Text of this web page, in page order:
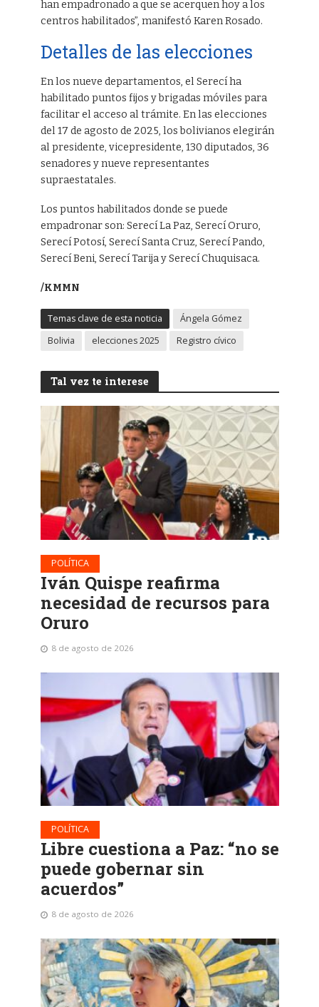
han empadronado a que se acerquen hoy a los
centros habilitados”, manifestó Karen Rosado.
Detalles de las elecciones
En los nueve departamentos, el Serecí ha
habilitado puntos fijos y brigadas móviles para
facilitar el acceso al trámite. En las elecciones
del 17 de agosto de 2025, los bolivianos elegirán
al presidente, vicepresidente, 130 diputados, 36
senadores y nueve representantes
supraestatales.
Los puntos habilitados donde se puede
empadronar son: Serecí La Paz, Serecí Oruro,
Serecí Potosí, Serecí Santa Cruz, Serecí Pando,
Serecí Beni, Serecí Tarija y Serecí Chuquisaca.
/KMMN
Temas clave de esta noticia
Ángela Gómez
Bolivia
elecciones 2025 Registro cívico
Tal vez te interese
POLÍTICA
Iván Quispe reafirma
necesidad de recursos para
Oruro
8 de agosto de 2026
POLÍTICA
Libre cuestiona a Paz: “no se
puede gobernar sin
acuerdos”
8 de agosto de 2026